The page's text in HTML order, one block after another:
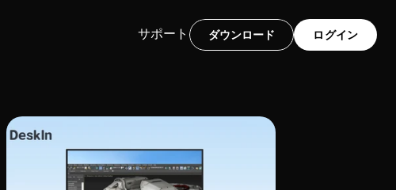
ダウンロード ログイン
サポート